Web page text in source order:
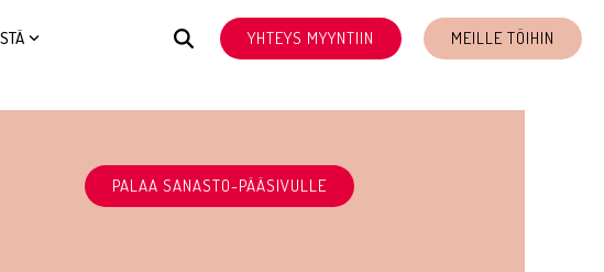
YHTEYS MYYNTIIN MEILLE TÖIHIN
PALAA SANASTO-PÄÄSIVULLE